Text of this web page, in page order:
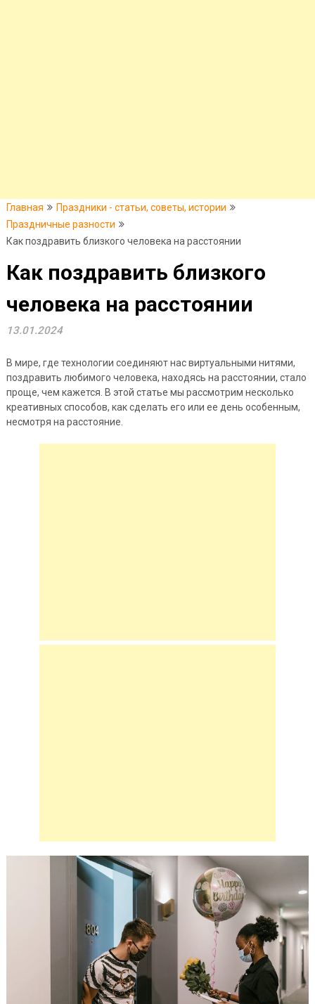
Главная
Праздники - статьи, советы, истории
Праздничные разности
Как поздравить близкого человека на расстоянии
Как поздравить близкого
человека на расстоянии
13.01.2024
В мире, где технологии соединяют нас виртуальными нитями,
поздравить любимого человека, находясь на расстоянии, стало
проще, чем кажется. В этой статье мы рассмотрим несколько
креативных способов, как сделать его или ее день особенным,
несмотря на расстояние.